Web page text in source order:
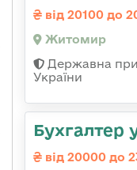
від 20100 до
Житомир
Державна
України
Бухгалтер
від 20000 до